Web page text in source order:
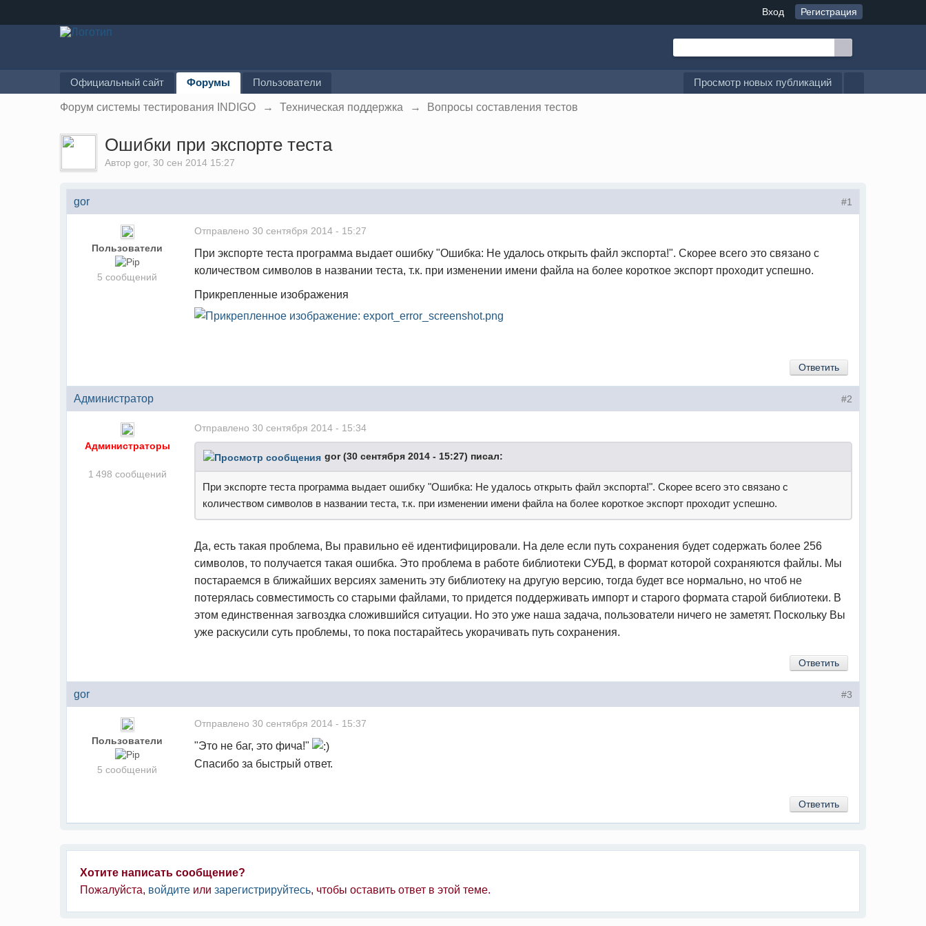
Вход Регистрация
Просмотр новых публикаций
Официальный сайт Форумы Пользователи
Форум системы тестирования INDIGO → Техническая поддержка → Вопросы составления тестов
Ошибки при экспорте теста
Авторgor, 30 сен 2014 15:27
#1
gor
Пользователи
5 сообщений
Отправлено 30 сентября 2014 - 15:27
При экспорте теста программа выдает ошибку "Ошибка: Не удалось открыть файл экспорта!". Скорее всего это связано с
количеством символов в названии теста, т.к. при изменении имени файла на более короткое экспорт проходит успешно.
Прикрепленные изображения
Ответить
#2
Администратор
Администраторы
1 498 сообщений
Отправлено 30 сентября 2014 - 15:34
gor (30 сентября 2014 - 15:27) писал:
При экспорте теста программа выдает ошибку "Ошибка: Не удалось открыть файл экспорта!". Скорее всего это связано с
количеством символов в названии теста, т.к. при изменении имени файла на более короткое экспорт проходит успешно.
Да, есть такая проблема, Вы правильно её идентифицировали. На деле если путь сохранения будет содержать более 256
символов, то получается такая ошибка. Это проблема в работе библиотеки СУБД, в формат которой сохраняются файлы. Мы
постараемся в ближайших версиях заменить эту библиотеку на другую версию, тогда будет все нормально, но чтоб не
потерялась совместимость со старыми файлами, то придется поддерживать импорт и старого формата старой библиотеки. В
этом единственная загвоздка сложившийся ситуации. Но это уже наша задача, пользователи ничего не заметят. Поскольку Вы
уже раскусили суть проблемы, то пока постарайтесь укорачивать путь сохранения.
Ответить
#3
gor
Пользователи
5 сообщений
Отправлено 30 сентября 2014 - 15:37
"Это не баг, это фича!"
Спасибо за быстрый ответ.
Ответить
Хотите написать сообщение?
Пожалуйста, войдите илизарегистрируйтесь, чтобы оставить ответ в этой теме.